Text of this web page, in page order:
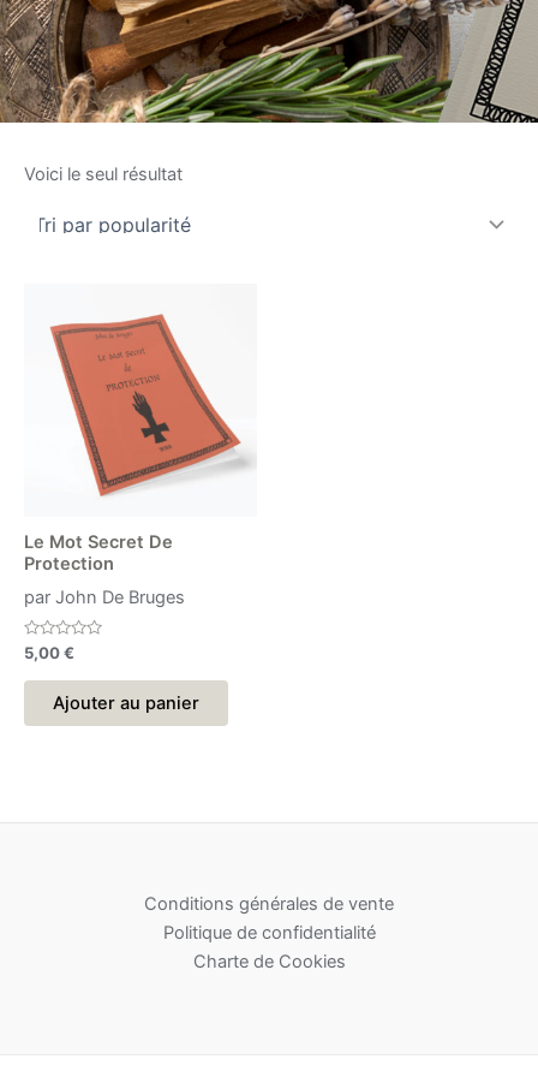
Voici le seul résultat
Le Mot Secret De
Protection
par John De Bruges
Note
sur
5,00€
Ajouter au panier
Conditions générales de vente
Politique de confidentialité
Charte de Cookies